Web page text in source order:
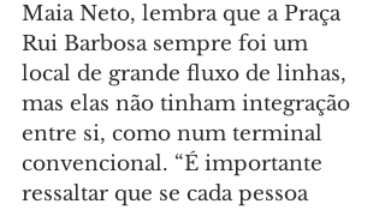
Maia Neto, lembra que a Praça
Rui Barbosa sempre foi um
local de grande fluxo de linhas,
mas elas não tinham integração
entre si, como num terminal
convencional. “É importante
ressaltar que se cada pessoa